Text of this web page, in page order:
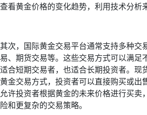
查看黄金价格的变化趋势，利用技术分析
其次，国际黄金交易平台通常支持多种交
易、期货交易等。这些交易方式可以满足
适合短期交易者，也适合长期投资者。现
黄金交易方式，投资者可以直接购买或出
允许投资者根据黄金的未来价格进行买卖
险和更复杂的交易策略。